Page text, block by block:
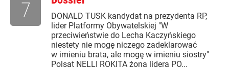
DONALD TUSK kandydat na prezydenta RP,
lider Platformy Obywatelskiej "W
przeciwieństwie do Lecha Kaczyńskiego
niestety nie mogę niczego zadeklarować
w imieniu brata, ale mogę w imieniu siostry"
Polsat NELLI ROKITA żona lidera PO...
7